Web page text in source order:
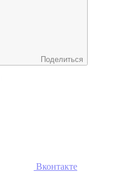
Поделиться
Вконтакте